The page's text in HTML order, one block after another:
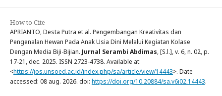
How to Cite
APRIANTO, Desta Putra et al. Pengembangan Kreativitas dan
Pengenalan Hewan Pada Anak Usia Dini Melalui Kegiatan Kolase
Dengan Media Biji-Bijian. Jurnal Serambi Abdimas, [S.l.], v. 6, n. 02, p.
17-21, dec. 2025. ISSN 2723-4738. Available at:
<https://jos.unsoed.ac.id/index.php/sa/article/view/14443>. Date
accessed: 08 aug. 2026. doi: https://doi.org/10.20884/sa.v6i02.14443.